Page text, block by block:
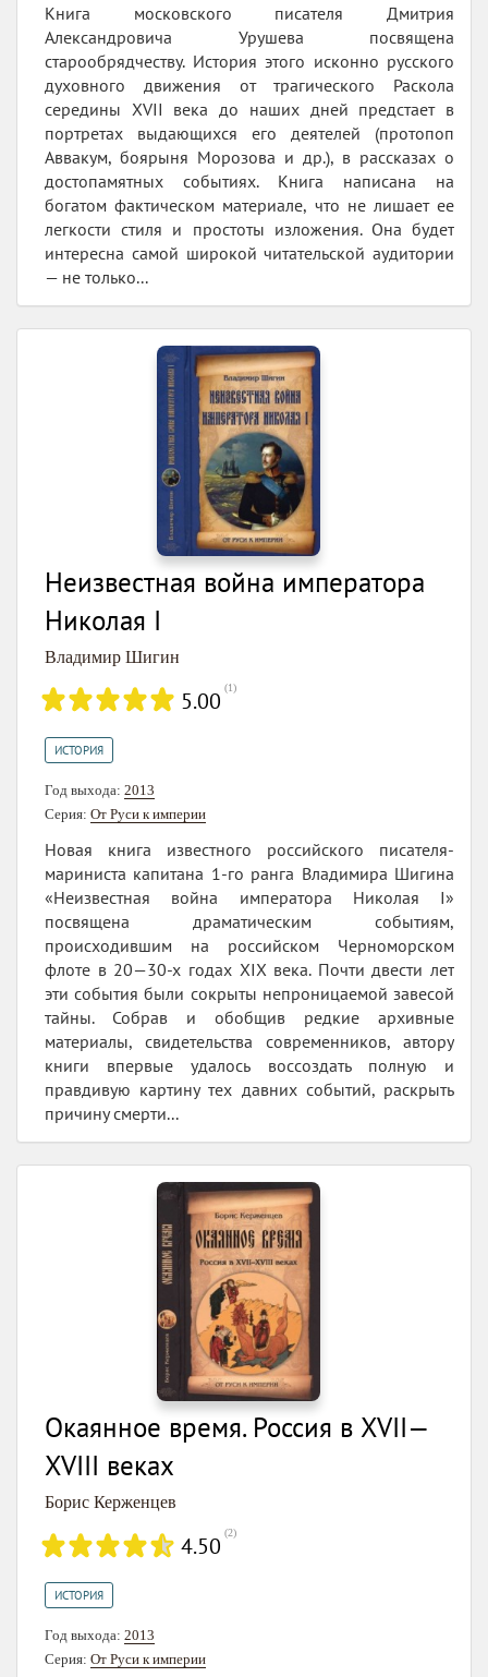
Книга московского писателя Дмитрия
Александровича Урушева посвящена
старообрядчеству. История этого исконно русского
духовного движения от трагического Раскола
середины XVII века до наших дней предстает в
портретах выдающихся его деятелей (протопоп
Аввакум, боярыня Морозова и др.), в рассказах о
достопамятных событиях. Книга написана на
богатом фактическом материале, что не лишает ее
легкости стиля и простоты изложения. Она будет
интересна самой широкой читательской аудитории
— не только...
Неизвестная война императора
Николая I
Владимир Шигин
5.00 (1)
ИСТОРИЯ
Год выхода: 2013
Серия: От Руси к империи
Новая книга известного российского писателя-
мариниста капитана 1-го ранга Владимира Шигина
«Неизвестная война императора Николая I»
посвящена драматическим событиям,
происходившим на российском Черноморском
флоте в 20—30-х годах XIX века. Почти двести лет
эти события были сокрыты непроницаемой завесой
тайны. Собрав и обобщив редкие архивные
материалы, свидетельства современников, автору
книги впервые удалось воссоздать полную и
правдивую картину тех давних событий, раскрыть
причину смерти...
Окаянное время. Россия в XVII—
XVIII веках
Борис Керженцев
4.50 (2)
ИСТОРИЯ
Год выхода: 2013
Серия: От Руси к империи